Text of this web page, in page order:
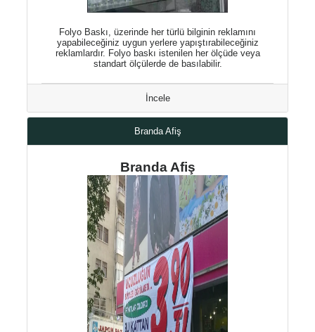
Folyo Baskı, üzerinde her türlü bilginin reklamını
yapabileceğiniz uygun yerlere yapıştırabileceğiniz
reklamlardır. Folyo baskı istenilen her ölçüde veya
standart ölçülerde de basılabilir.
İncele
Branda Afiş
Branda Afiş